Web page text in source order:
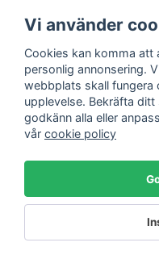
Mitt konto
Logga in
Registrera dig
Glömt lösenord?
Betala enkelt
Vi använder
Cookies kan komma att
personlig annonsering.
webbplats skall fungera
upplevelse. Bekräfta
godkänn alla eller
vår cookie policy